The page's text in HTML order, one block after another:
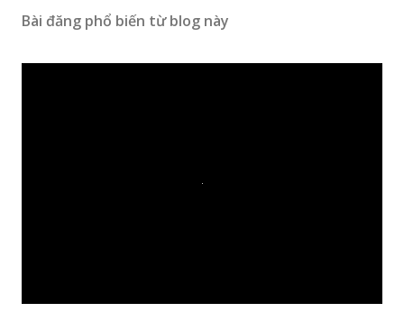
Bài đăng phổ biến từ blog này